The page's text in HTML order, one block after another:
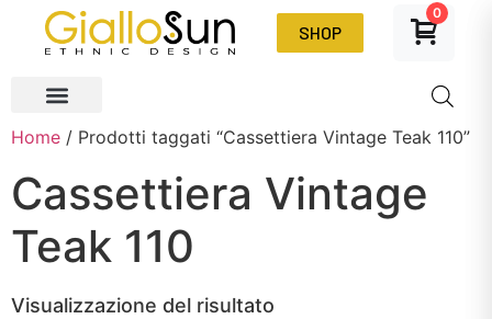
SHOP
0
Home / Prodotti taggati “Cassettiera Vintage Teak 110”
Cassettiera Vintage
Teak 110
Visualizzazione del risultato